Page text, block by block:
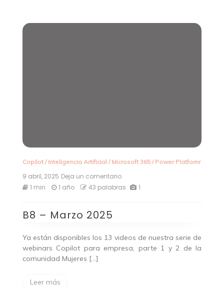
Copilot/ Inteligencia Artificial / Microsoft 365/ Power Platfomr
9 abril, 2025 Deja un comentarioen
B8
1 min 1 año 43 palabras 1
B8 – Marzo 2025
Ya están disponibles los 13 videos de nuestra serie de
webinars Copilot para empresa, parte 1 y 2 de la
comunidad Mujeres […]
Leer más